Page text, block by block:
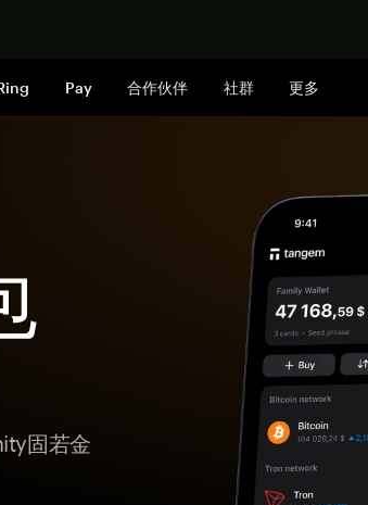
Pay 合作伙伴 社群 更多
固若金